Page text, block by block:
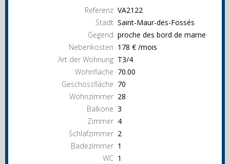
Referenz VA2122
Stadt Saint-Maur-des-Fossés
Gegend proche des bord de marne
Nebenkosten 178 € /mois
Art der Wohnung T3/4
Wohnfläche 70.00
Geschossfläche 70
Wohnzimmer 28
Balkone 3
Zimmer 4
Schlafzimmer 2
Badezimmer 1
WC 1